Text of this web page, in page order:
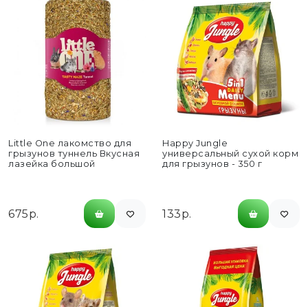
Little One лакомство для
грызунов туннель Вкусная
лазейка большой
675р.
Happy Jungle
универсальный сухой корм
для грызунов - 350 г
133р.